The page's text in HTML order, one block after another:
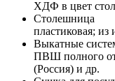
ХДФ в цвет
Столешница
пластиковая; из
Выкатные
ПВШ полного
(Россия) и др.